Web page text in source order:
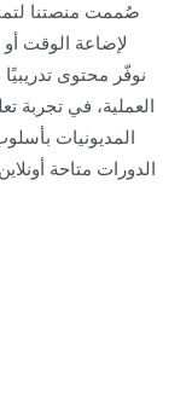
· التعرف على
المتصل الناجح ·
﷼٠.٠٠
صُممت منصتنا
لإضاعة الوقت أو
نوفّر محتوى
العملية، في تجربة
المديونيات
الدورات متاحة